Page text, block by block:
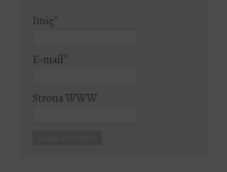
Imię*
E-mail*
Strona WWW